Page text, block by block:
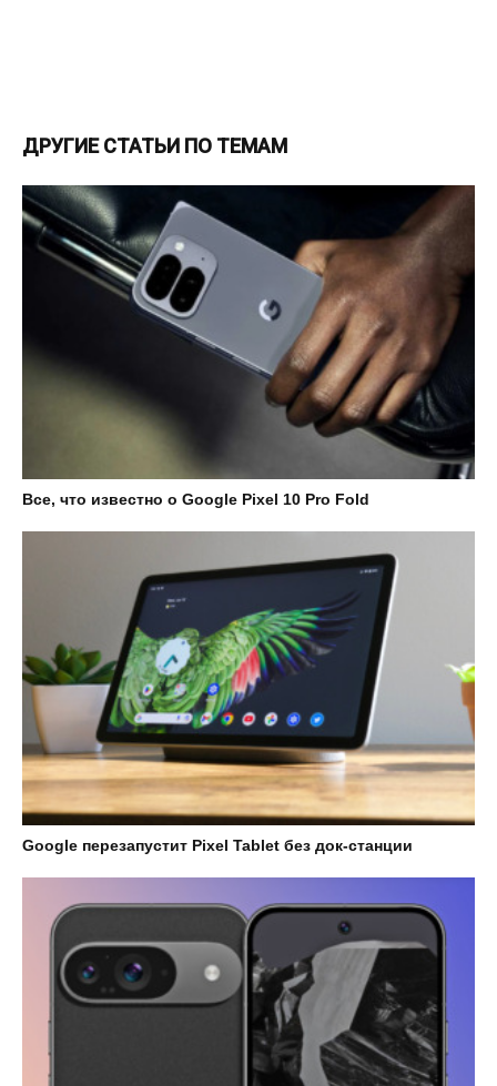
ДРУГИЕ СТАТЬИ ПО ТЕМАМ
Все, что известно о Google Pixel 10 Pro Fold
Google перезапустит Pixel Tablet без док-станции